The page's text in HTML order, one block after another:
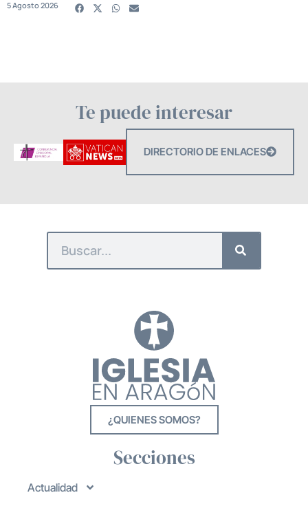
5 Agosto 2026
Te puede interesar
DIRECTORIO DE ENLACES
¿QUIENES SOMOS?
Secciones
Actualidad